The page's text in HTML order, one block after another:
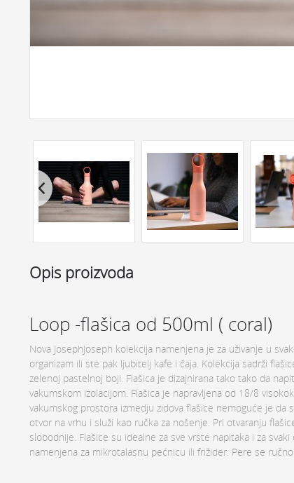
Opis proizvoda
Loop -flašica od 500ml ( coral)
Nova JosephJoseph kolekcija namenjena je za uživanje u
organizam ili ste pak ljubitelj kafe i čaja. Kolekcija sadrži
zelenoj pastelnoj boji. Flašica je dizajnirana tako tako da
vakumskom izolacijom. Flašica je napravljena od 18/8
vakumskog prostora izmedju zidova flašice nemoguće je
otvor na vrhu i služi kao ručka za nošenje. Pri otvaranju
slobodnije. Flašice su idealne za sve vrste napitaka i za
namenjena za mikrotalasnu pećnicu ili frižider. Pere se